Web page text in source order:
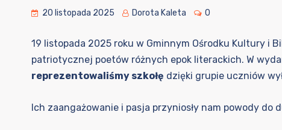
20 listopada 2025 Dorota Kaleta 0
19 listopada 2025 roku w Gminnym Ośrodku Kultury i
patriotycznej poetów różnych epok literackich. W
reprezentowaliśmy szkołę dzięki grupie uczniów
Ich zaangażowanie i pasja przyniosły nam powody do